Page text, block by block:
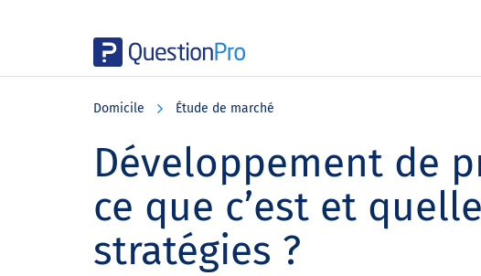
Domicile Étude de marché
Développement de
ce que c’est et
stratégies ?